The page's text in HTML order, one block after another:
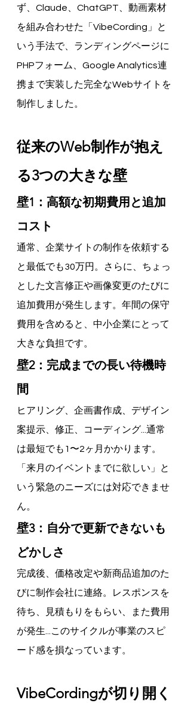
ず、Claude、ChatGPT、動画素材
を組み合わせた「VibeCording」と
いう手法で、ランディングページに
PHPフォーム、Google Analytics連
携まで実装した完全なWebサイトを
制作しました。
従来のWeb制作が抱え
る3つの大きな壁
壁1：高額な初期費用と追加
コスト
通常、企業サイトの制作を依頼する
と最低でも30万円。さらに、ちょっ
とした文言修正や画像変更のたびに
追加費用が発生します。年間の保守
費用を含めると、中小企業にとって
大きな負担です。
壁2：完成までの長い待機時
間
ヒアリング、企画書作成、デザイン
案提示、修正、コーディング...通常
は最短でも1〜2ヶ月かかります。
「来月のイベントまでに欲しい」と
いう緊急のニーズには対応できませ
ん。
壁3：自分で更新できないも
どかしさ
完成後、価格改定や新商品追加のた
びに制作会社に連絡。レスポンスを
待ち、見積もりをもらい、また費用
が発生...このサイクルが事業のスピ
ード感を損なっています。
VibeCordingが切り開く